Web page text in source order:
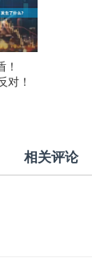
对！
相关评论